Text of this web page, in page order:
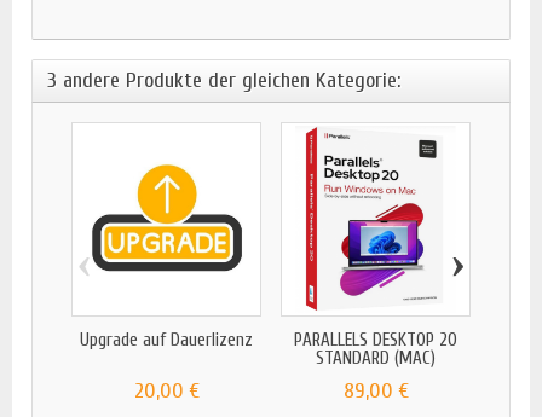
3 andere Produkte der gleichen Kategorie:
Upgrade auf Dauerlizenz
20,00 €
PARALLELS DESKTOP 20
STANDARD (MAC)
89,00 €
‹ ›